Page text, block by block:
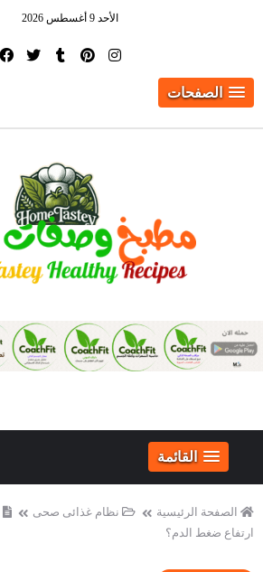
الأحد 9 أغسطس 2026
الصفحات
القائمة
الصفحة الرئيسية نظام غذائى صحى
ارتفاع ضغط الدم؟